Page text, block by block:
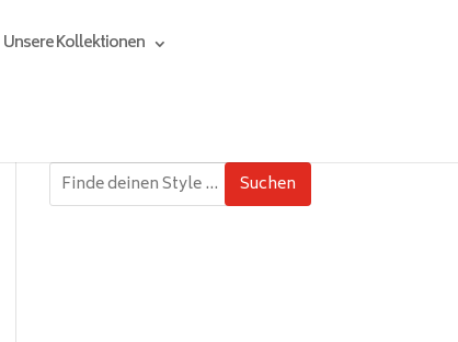
Unsere Kollektionen
Suchen